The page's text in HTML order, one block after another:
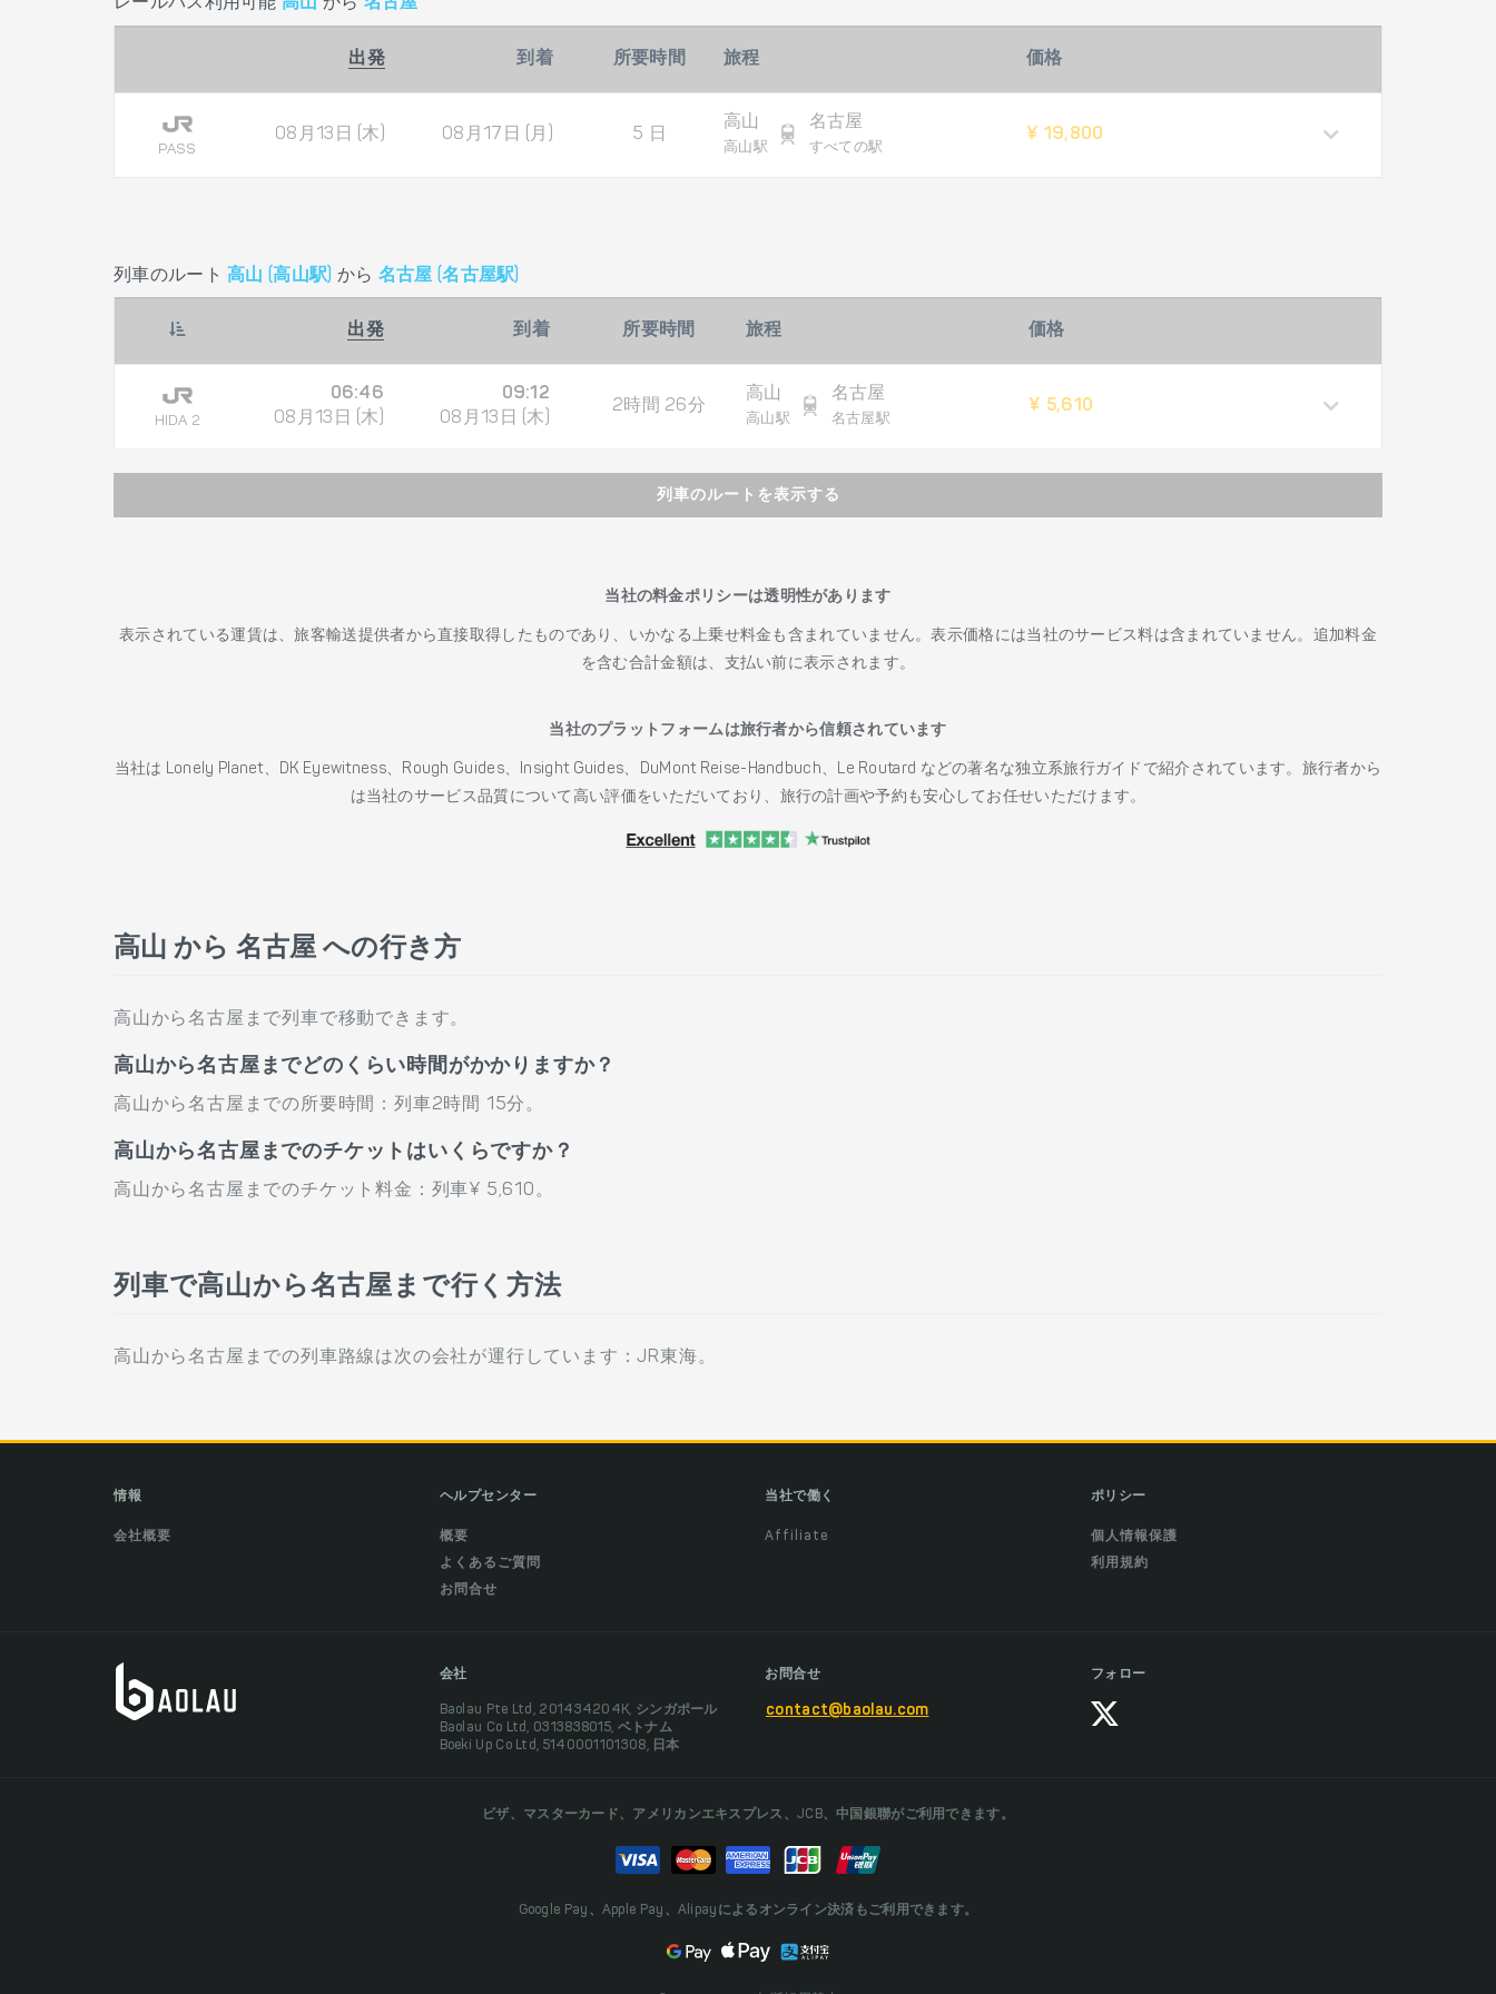
出発 到着 所要時間 旅程 価格
PASS
08月13日 (木) 08月17日 (月) 5 日
高山
高山駅
名古屋
すべての駅
¥ 19,800
列車のルート 高山 (高山駅) から 名古屋 (名古屋駅)
出発 到着 所要時間 旅程 価格
HIDA 2
06:46
08月13日 (木)
09:12
08月13日 (木)
2時間 26分
高山
高山駅
名古屋
名古屋駅
¥ 5,610
列車のルートを表示する
当社の料金ポリシーは透明性があります
表示されている運賃は、旅客輸送提供者から直接取得したものであり、いかなる上乗せ料金も含まれていません。表示価格には当社のサービス料は含まれていません。追加料金
を含む合計金額は、支払い前に表示されます。
当社のプラットフォームは旅行者から信頼されています
当社は Lonely Planet、DK Eyewitness、Rough Guides、Insight Guides、DuMont Reise-Handbuch、Le Routard などの著名な独立系旅行ガイドで紹介されています。旅行者から
は当社のサービス品質について高い評価をいただいており、旅行の計画や予約も安心してお任せいただけます。
高山 から 名古屋 への行き方
高山から名古屋まで列車で移動できます。
高山から名古屋までどのくらい時間がかかりますか？
高山から名古屋までの所要時間：列車2時間 15分。
高山から名古屋までのチケットはいくらですか？
高山から名古屋までのチケット料金：列車¥ 5,610。
列車で高山から名古屋まで行く方法
高山から名古屋までの列車路線は次の会社が運行しています：JR東海。
情報
会社概要
ヘルプセンター
概要
よくあるご質問
お問合せ
当社で働く
Affiliate
ポリシー
個人情報保護
利用規約
会社
Baolau Pte Ltd, 201434204K, シンガポール
Baolau Co Ltd, 0313838015, ベトナム
Boeki Up Co Ltd, 5140001101308, 日本
お問合せ
contact@baolau.com
フォロー
ビザ、マスターカード、アメリカンエキスプレス、JCB、中国銀聯がご利用できます。
Google Pay、Apple Pay、Alipayによるオンライン決済もご利用できます。